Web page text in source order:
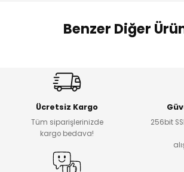
Benzer Diğer
Dantelya Kız Çocuk Tişört
Puba Unisex Kot 3’lü
Ücretsiz Kargo
Tüm siparişlerinizde
kargo bedava!
256bit